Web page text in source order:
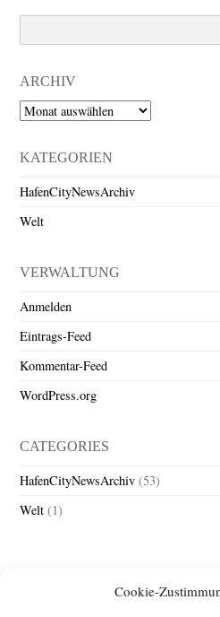
Cookie-
ARCHIV
Archiv
KATEGORIEN
HafenCityNewsArchiv
Welt
VERWALTUNG
Anmelden
Eintrags-Feed
Kommentar-Feed
WordPress.org
CATEGORIES
HafenCityNewsArchiv (53)
Welt (1)